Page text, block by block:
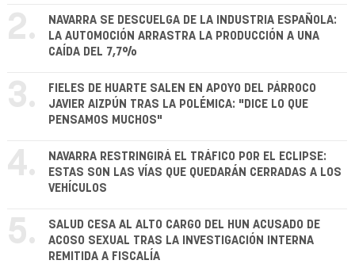
2.
NAVARRA SE DESCUELGA DE LA INDUSTRIA ESPAÑOLA:
LA AUTOMOCIÓN ARRASTRA LA PRODUCCIÓN A UNA
CAÍDA DEL 7,7%
3.
FIELES DE HUARTE SALEN EN APOYO DEL PÁRROCO
JAVIER AIZPÚN TRAS LA POLÉMICA: "DICE LO QUE
PENSAMOS MUCHOS"
4.
NAVARRA RESTRINGIRÁ EL TRÁFICO POR EL ECLIPSE:
ESTAS SON LAS VÍAS QUE QUEDARÁN CERRADAS A LOS
VEHÍCULOS
5.
SALUD CESA AL ALTO CARGO DEL HUN ACUSADO DE
ACOSO SEXUAL TRAS LA INVESTIGACIÓN INTERNA
REMITIDA A FISCALÍA